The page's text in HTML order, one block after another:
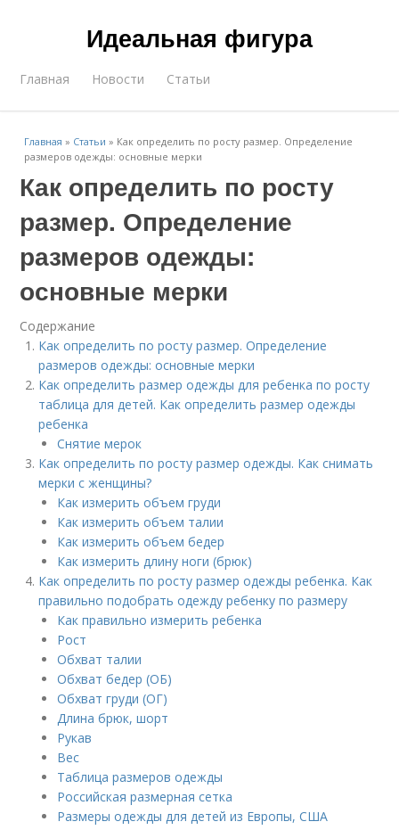
Идеальная фигура
Главная Новости Статьи
Главная » Статьи » Как определить по росту размер. Определение
размеров одежды: основные мерки
Как определить по росту
размер. Определение
размеров одежды:
основные мерки
Содержание
Как определить по росту размер. Определение
размеров одежды: основные мерки
Как определить размер одежды для ребенка по росту
таблица для детей. Как определить размер одежды
ребенка
Снятие мерок
Как определить по росту размер одежды. Как снимать
мерки с женщины?
Как измерить объем груди
Как измерить объем талии
Как измерить объем бедер
Как измерить длину ноги (брюк)
Как определить по росту размер одежды ребенка. Как
правильно подобрать одежду ребенку по размеру
Как правильно измерить ребенка
Рост
Обхват талии
Обхват бедер (ОБ)
Обхват груди (ОГ)
Длина брюк, шорт
Рукав
Вес
Таблица размеров одежды
Российская размерная сетка
Размеры одежды для детей из Европы, США